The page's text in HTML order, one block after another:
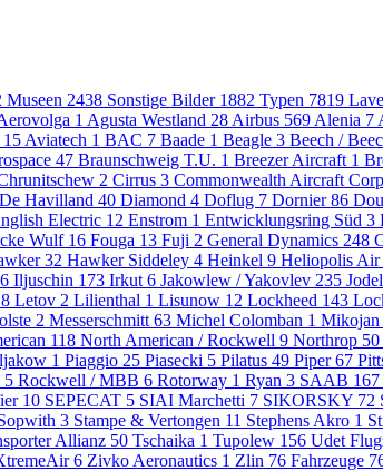
Museen 2438 Sonstige Bilder 1882 Typen 7819
1 Agusta Westland 28 Airbus 569 Alenia 7
15 Aviatech 1 BAC 7 Baade 1 Beagle 3 Beech /
47 Braunschweig T.U. 1 Breezer Aircraft 1
2 Cirrus 3 Commonwealth Aircraft
De Havilland 40 Diamond 4 Doflug 7 Dornier86
Electric 12 Enstrom 1 Entwicklungsring Süd 3
Wulf 16 Fouga 13 Fuji 2 General Dynamics 248
32 Hawker Siddeley 4 Heinkel 9 Heliopolis Air
6 Iljuschin 173 Irkut 6 Jakowlew / Yakovlev 235 Jodel
8 Letov 2 Lilienthal 1 Lisunow 12 Lockheed 143
2 Messerschmitt 63 Michel Colomban 1 Mikojan
118 North American / Rockwell 9 Northrop 50
1 Piaggio 25 Piasecki 5 Pilatus 49 Piper67
5 Rockwell / MBB 6 Rotorway 1 Ryan 3 SAAB 167
10 SEPECAT 5 SIAI Marchetti 7 SIKORSKY 72
3 Stampe & Vertongen 11 Stephens Akro 1
Allianz 50 Tschaika 1 Tupolew 156 Udet
6 Zivko Aeronautics 1 Zlin 76 Fahrzeuge